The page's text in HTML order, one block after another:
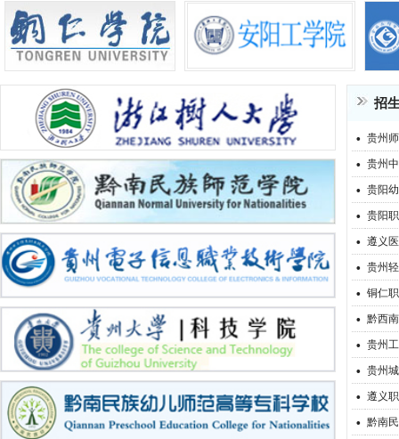
招
· 贵州
· 贵州
· 贵阳
· 贵阳
· 遵义
· 贵州
· 铜仁
· 黔西
· 贵州
· 贵州
· 遵义
· 黔南